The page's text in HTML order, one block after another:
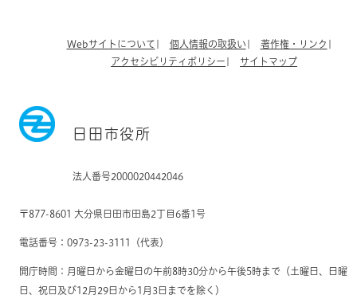
Webサイトについて 個人情報の取扱い
著作権・リンク
アクセシビリティポリシー
サイトマップ
日田市役所
法人番号2000020442046
〒877-8601 大分県日田市田島2丁目6番1号
電話番号：0973-23-3111（代表）
開庁時間：月曜日から金曜日の午前8時30分から午後5時まで（土曜日、日曜
日、祝日及び12月29日から1月3日までを除く）